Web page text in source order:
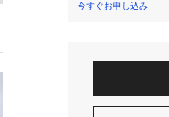
今すぐお申し込み